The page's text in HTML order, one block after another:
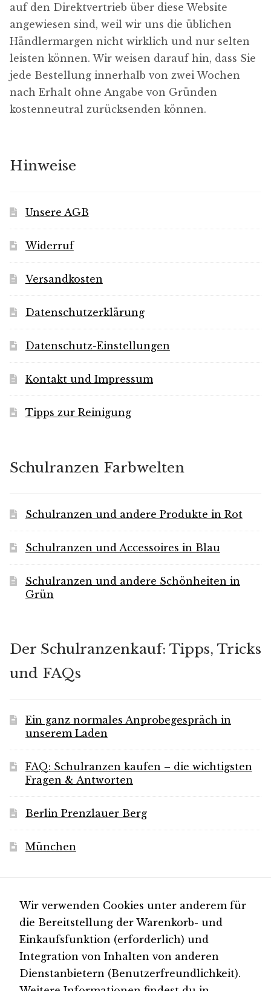
auf den Direktvertrieb über diese Website
angewiesen sind, weil wir uns die üblichen
Händlermargen nicht wirklich und nur selten
leisten können. Wir weisen darauf hin, dass Sie
jede Bestellung innerhalb von zwei Wochen
nach Erhalt ohne Angabe von Gründen
kostenneutral zurücksenden können.
Hinweise
Unsere AGB
Widerruf
Versandkosten
Datenschutzerklärung
Datenschutz-Einstellungen
Kontakt und Impressum
Tipps zur Reinigung
Schulranzen Farbwelten
Schulranzen und andere Produkte in Rot
Schulranzen und Accessoires in Blau
Schulranzen und andere Schönheiten in
Grün
Der Schulranzenkauf: Tipps, Tricks
und FAQs
Ein ganz normales Anprobegespräch in
unserem Laden
FAQ: Schulranzen kaufen – die wichtigsten
Fragen & Antworten
Berlin Prenzlauer Berg
München
Für Neuigkeiten
Folgen Sie uns auf
Instagram
Wir verwenden Cookies unter anderem für
die Bereitstellung der Warenkorb- und
Einkaufsfunktion (erforderlich) und
Integration von Inhalten von anderen
Dienstanbietern (Benutzerfreundlichkeit).
n